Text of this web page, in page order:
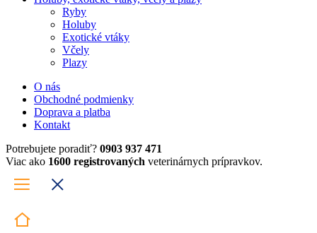
Ryby
Holuby
Exotické vtáky
Včely
Plazy
O nás
Obchodné podmienky
Doprava a platba
Kontakt
Potrebujete poradiť? 0903 937 471
Viac ako 1600 registrovaných veterinárnych prípravkov.